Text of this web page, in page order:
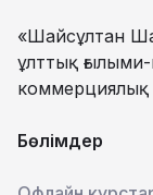
«Шайсұлтан
ұлттық
коммерциялық
Бөлімдер